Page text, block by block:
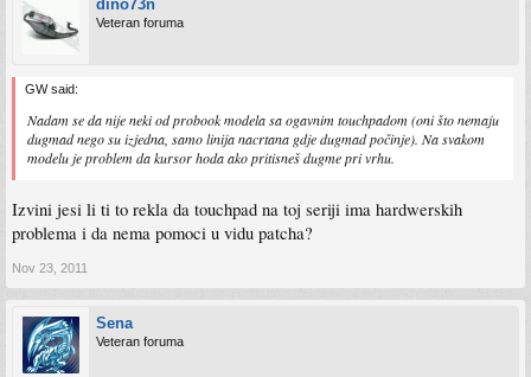
dino73n
Veteran foruma
GW said:
Nadam se da nije neki od probook modela sa ogavnim touchpadom (oni što nemaju
dugmad nego su izjedna, samo linija nacrtana gdje dugmad počinje). Na svakom
modelu je problem da kursor hoda ako pritisneš dugme pri vrhu.
Izvini jesi li ti to rekla da touchpad na toj seriji ima hardwerskih
problema i da nema pomoci u vidu patcha?
Nov 23, 2011
Sena
Veteran foruma